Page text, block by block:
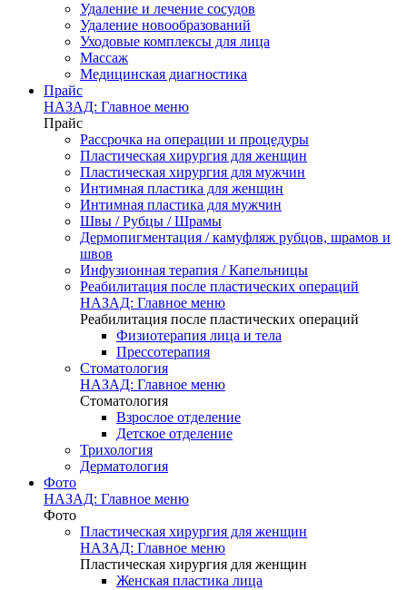
Удаление и лечение сосудов
Удаление новообразований
Уходовые комплексы для лица
Массаж
Медицинская диагностика
Прайс
НАЗАД: Главное меню
Прайс
Рассрочка на операции и процедуры
Пластическая хирургия для женщин
Пластическая хирургия для мужчин
Интимная пластика для женщин
Интимная пластика для мужчин
Швы / Рубцы / Шрамы
Дермопигментация / камуфляж рубцов, шрамов и
швов
Инфузионная терапия / Капельницы
Реабилитация после пластических операций
НАЗАД: Главное меню
Реабилитация после пластических операций
Физиотерапия лица и тела
Прессотерапия
Стоматология
НАЗАД: Главное меню
Стоматология
Взрослое отделение
Детское отделение
Трихология
Дерматология
Фото
НАЗАД: Главное меню
Фото
Пластическая хирургия для женщин
НАЗАД: Главное меню
Пластическая хирургия для женщин
Женская пластика лица